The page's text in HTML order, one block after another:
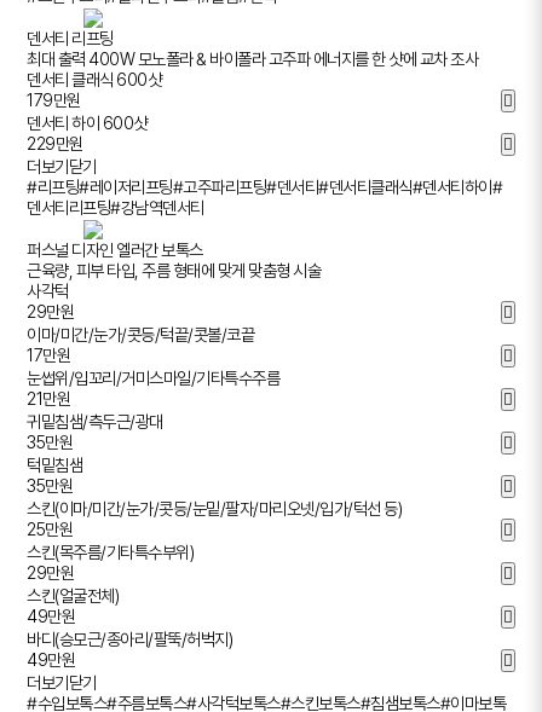
덴서티 리프팅
최대 출력 400W 모노폴라 & 바이폴라 고주파 에너지를 한 샷에 교차 조사
덴서티 클래식 600샷
179만원
덴서티 하이 600샷
229만원
더보기닫기
#리프팅#레이저리프팅#고주파리프팅#덴서티#덴서티클래식#덴서티하이#
덴서티리프팅#강남역덴서티
퍼스널 디자인 엘러간 보톡스
근육량, 피부 타입, 주름 형태에 맞게 맞춤형 시술
사각턱
29만원
이마/미간/눈가/콧등/턱끝/콧볼/코끝
17만원
눈썹위/입꼬리/거미스마일/기타특수주름
21만원
귀밑침샘/측두근/광대
35만원
턱밑침샘
35만원
스킨(이마/미간/눈가/콧등/눈밑/팔자/마리오넷/입가/턱선 등)
25만원
스킨(목주름/기타특수부위)
29만원
스킨(얼굴전체)
49만원
바디(승모근/종아리/팔뚝/허벅지)
49만원
더보기닫기
#수입보톡스#주름보톡스#사각턱보톡스#스킨보톡스#침샘보톡스#이마보톡